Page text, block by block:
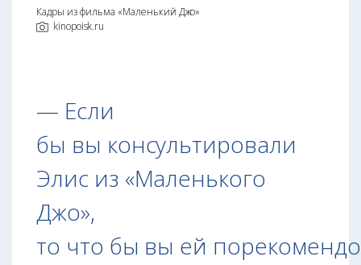
Кадры из фильма «Маленький Джо»
kinopoisk.ru
— Если
бы вы консультировали
Элис из «Маленького
Джо»,
то что бы вы ей